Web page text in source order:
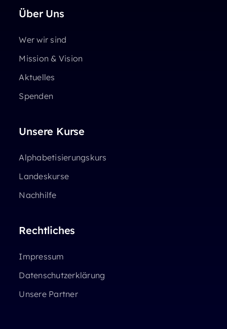
Über Uns
Wer wir sind
Mission & Vision
Aktuelles
Spenden
Unsere Kurse
Alphabetisierungskurs
Landeskurse
Nachhilfe
Rechtliches
Impressum
Datenschutzerklärung
Unsere Partner